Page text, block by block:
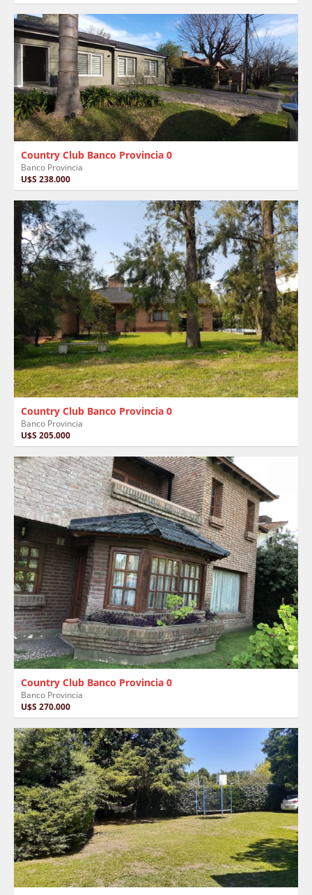
Country Club Banco Provincia 0
Banco Provincia
U$S 238.000
Country Club Banco Provincia 0
Banco Provincia
U$S 205.000
Country Club Banco Provincia 0
Banco Provincia
U$S 270.000